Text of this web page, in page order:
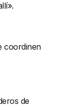
coordinen
de